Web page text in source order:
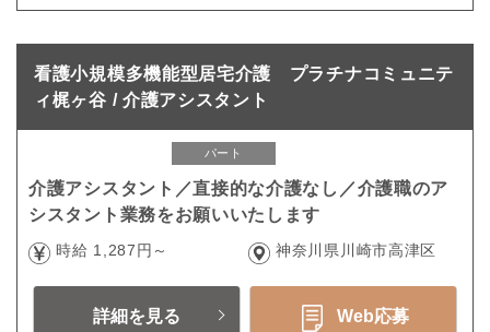
看護小規模多機能型居宅介護 プラチナコミュニテ
ィ梶ヶ谷 / 介護アシスタント
パート
介護アシスタント／直接的な介護なし／介護職のア
シスタント業務をお願いいたします
時給 1,287円～ 神奈川県川崎市高津区
詳細を見る Web応募